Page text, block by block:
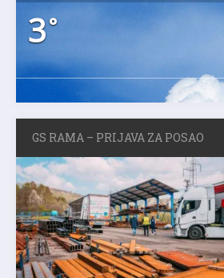
3°
GS RAMA – PRIJAVA ZA POSAO